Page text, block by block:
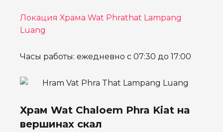
Локация Храма Wat Phrathat Lampang
Luang
Часы работы: ежедневно с 07:30 до 17:00
Храм Wat Chaloem Phra Kiat на
вершинах скал